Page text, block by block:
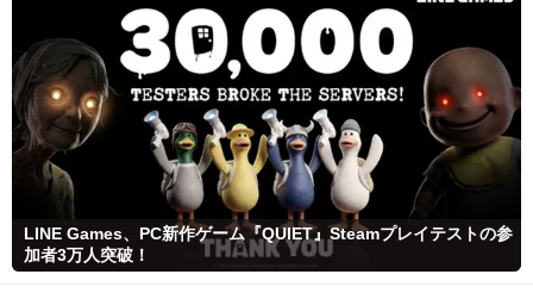
LINE Games、PC新作ゲーム『QUIET』Steamプレイテストの参
加者3万人突破！